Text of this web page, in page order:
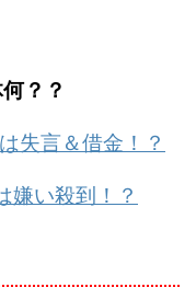
？？
失言＆借金！？
嫌い殺到！？